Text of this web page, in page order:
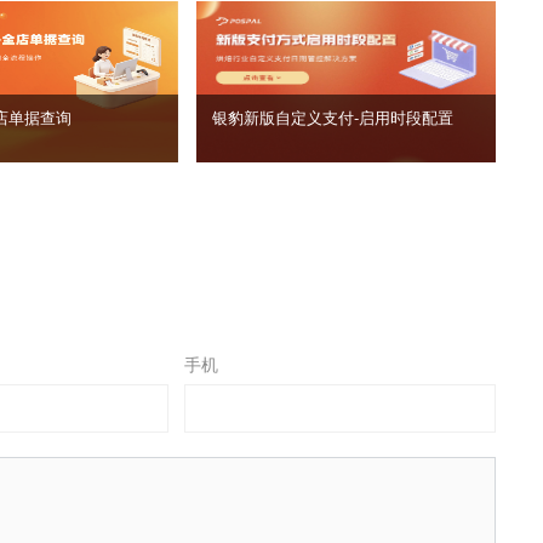
单据查询 银豹新版自定义支付‑启用时段配置
手机